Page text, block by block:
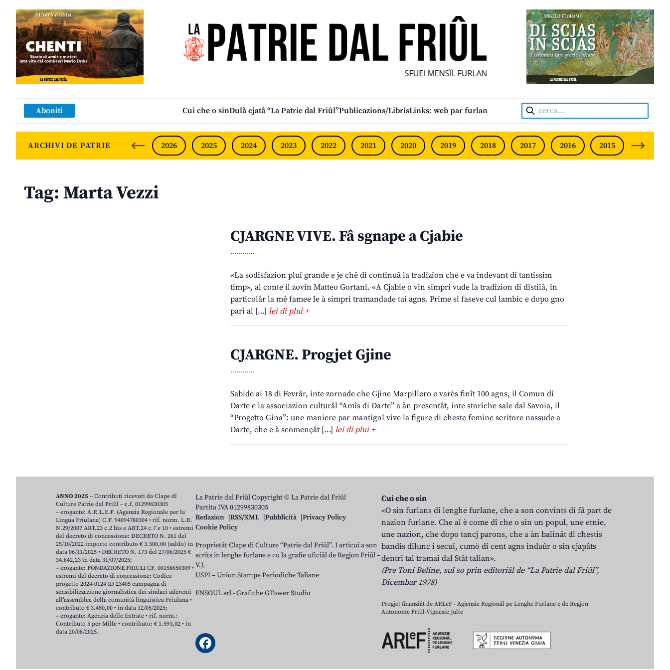
SFUEI MENSÎL FURLAN INDIPENDENT • INDEPENDENT FRIULIAN
Aboniti Cui che o sinDulà cjatâ “La Patrie dal Friûl”Publicazions/LibrisLinks: web par furlan Cerca:
ARCHIVI DE PATRIE 2026 2025 2024 2023 2022 2021 2020 2019 2018 2017 2016 2015 2014
Tag: Marta Vezzi
CJARGNE VIVE. Fâ sgnape a Cjabie
............
«La sodisfazion plui grande e je chê di continuâ la tradizion che e va indevant di tantissim
timp», al conte il zovin Matteo Gortani. «A Cjabie o vin simpri vude la tradizion di distilâ, in
particolâr la mê famee le à simpri tramandade tai agns. Prime si faseve cul lambic e dopo gno
pari al […] lei di plui +
CJARGNE. Progjet Gjine
............
Sabide ai 18 di Fevrâr, inte zornade che Gjine Marpillero e varès finît 100 agns, il Comun di
Darte e la associazion culturâl “Amîs di Darte” a àn presentât, inte storiche sale dal Savoia, il
“Progetto Gina”: une maniere par mantignî vive la figure di cheste femine scritore nassude a
Darte, che e à scomençât […] lei di plui +
La Patrie dal Friûl Copyright © La Patrie dal Friûl
Partita IVA 01299830305
Redazion
RSS/XML Pubblicità
Privacy Policy
Cookie Policy
Proprietât Clape di Culture “Patrie dal Friûl”. I articui a son
scrits in lenghe furlane e cu la grafie uficiâl de Regjon Friûl –
V.J.
USPI – Union Stampe Periodiche Taliane
ENSOUL srl-Grafiche GTower Studio
Cui che o sin
«O sin furlans di lenghe furlane, che a son convints di fâ part de
nazion furlane. Che al è come dî che o sin un popul, une etnie,
une nazion, che dopo tancj parons, che a àn balinât di chestis
bandis dilunc i secui, cumò di cent agns indaûr o sin cjapâts
dentri tal tramai dal Stât talian».
(Pre Toni Beline, sul so prin editoriâl de “La Patrie dal Friûl”,
Dicembar 1978)
Progjet finanziât de ARLeF - Agjenzie Regjonâl pe Lenghe Furlane e de Regjon
Autonome Friûl-Vignesie Julie
ANNO 2025 – Contributi ricevuti da Clape di
Culture Patrie dal Friûl – c.f. 01299830305
– erogante: A.R.L.E.F. (Agenzia Regionale per la
Lingua Friulana) C.F. 94094780304 • rif. norm. L.R.
N.29/2007 ART.23 c.2 bis e ART.24 c.7 e 10 • estremi
del decreto di concessione: DECRETO N. 261 del
25/10/2022 importo contributo € 3.500,00 (saldo) in
data 06/11/2025 • DECRETO N. 173 del 27/06/2025 €
34.842,23 in data 31/07/2025;
– erogante: FONDAZIONE FRIULI CF. 00158650309 •
estremi del decreto di concessione: Codice
progetto 2024-0124 ID 23405 campagna di
sensibilizzazione giornalistica dei sindaci aderenti
all’assemblea della comunità linguistica Friulana •
contributo € 3.450,00 • in data 12/05/2025;
– erogante: Agenzia delle Entrate • rif. norm.:
Contributo 5 per Mille • contributo: € 1.593,02 • in
data 20/08/2025.